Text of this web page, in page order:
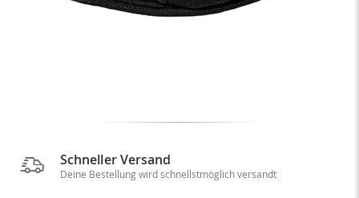
Schneller Versand
Deine Bestellung wird schnellstmöglich versandt